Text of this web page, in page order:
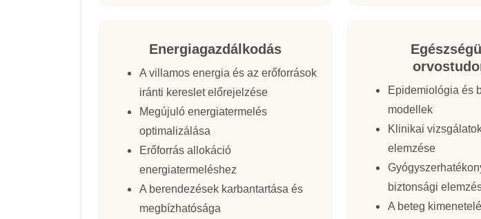
Energiagazdálkodás
A villamos energia és az erőforrások
iránti kereslet előrejelzése
Megújuló energiatermelés
optimalizálása
Erőforrás allokáció
energiatermeléshez
A berendezések karbantartása és
megbízhatósága
Epidemiológia és
modellek
Klinikai
elemzése
biztonsági
A beteg